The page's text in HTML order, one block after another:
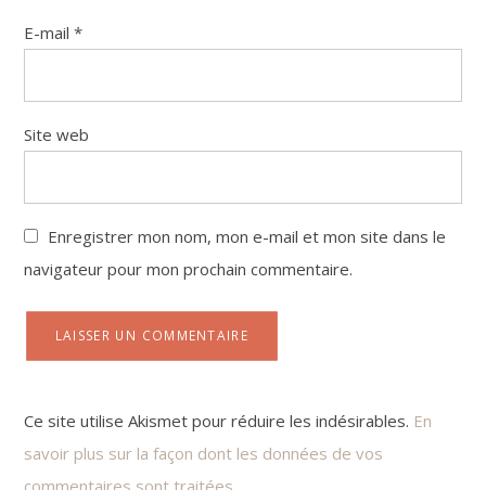
E-mail*
Site web
Enregistrer mon nom, mon e-mail et mon site dans le
navigateur pour mon prochain commentaire.
Ce site utilise Akismet pour réduire les indésirables. En
savoir plus sur la façon dont les données de vos
commentaires sont traitées.